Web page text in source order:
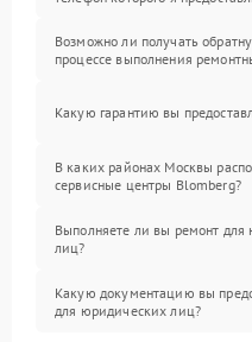
Возможно ли получать
процессе выполнения
Какую гарантию вы
В каких районах Москвы
сервисные центры Blomberg?
Выполняете ли вы ремонт для
лиц?
Какую документацию вы
для юридических лиц?